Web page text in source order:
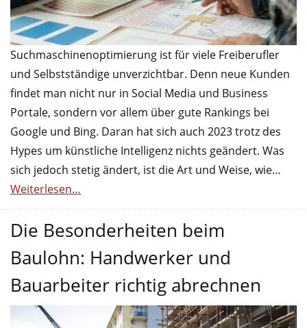
Suchmaschinenoptimierung ist für viele Freiberufler
und Selbstständige unverzichtbar. Denn neue Kunden
findet man nicht nur in Social Media und Business
Portale, sondern vor allem über gute Rankings bei
Google und Bing. Daran hat sich auch 2023 trotz des
Hypes um künstliche Intelligenz nichts geändert. Was
sich jedoch stetig ändert, ist die Art und Weise, wie…
Weiterlesen…
Die Besonderheiten beim
Baulohn: Handwerker und
Bauarbeiter richtig abrechnen